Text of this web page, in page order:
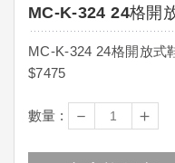
MC-K-324 24格開
MC-K-324 24格開放式
$7475
數量 : － ＋